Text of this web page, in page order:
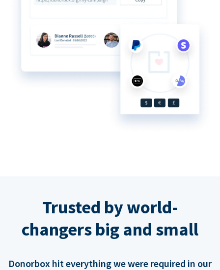
Trusted by world-
changers big and small
Donorbox hit everything we were required in our